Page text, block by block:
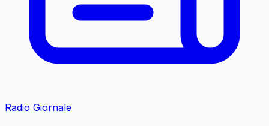
Radio Giornale